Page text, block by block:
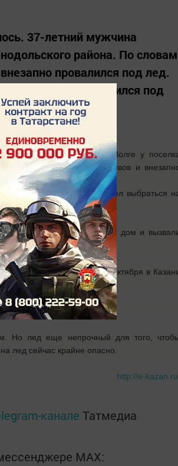
37-летний мужчина
района. По словам
провалился под лед.
помочь, провалился под
рыбака...
мужчина рыбачил на Волге у
рыбачил на одном из заливов и
под лед сам, но сумел выбраться
его в ближайший жилой дом и
мужчину не удалось.
за последнее время. 26 октября в
лед и утонул.
Но лед еще непрочный для того,
лед сейчас крайне опасно.
http://e-
канале Татмедиа
MАХ: